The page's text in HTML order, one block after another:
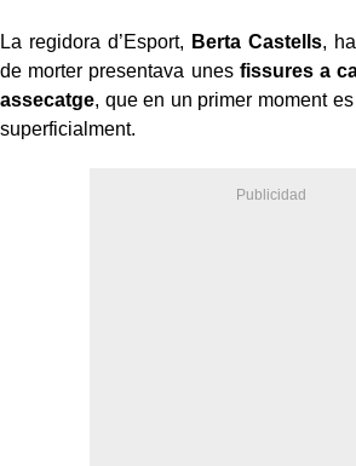
La regidora d’Esport, Berta Castells,
de morter presentava unes fissures a
assecatge, que en un primer moment
superficialment.